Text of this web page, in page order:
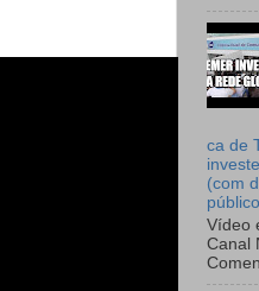
ca de
(com
Vídeo
Canal